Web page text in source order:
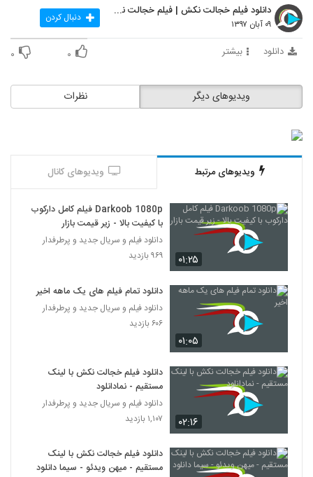
دانلود فیلم خجالت نکش | فیلم خجالت نکش | سینمایی |
۰۹ آبان ۱۳۹۷ دنبال کردن
دانلود بیشتر ۰ ۰
نظرات ویدیوهای دیگر
ویدیوهای مرتبط ویدیوهای کانال
۰۱:۲۵
Darkoob 1080p فیلم کامل دارکوب
با کیفیت بالا - زیر قیمت بازار
دانلود فیلم و سریال جدید و پرطرفدار
۹۶۹ بازدید
۰۱:۰۵
دانلود تمام فیلم های یک ماهه اخیر
دانلود فیلم و سریال جدید و پرطرفدار
۶۰۶ بازدید
۰۲:۱۶
دانلود فیلم خجالت نکش با لینک
مستقیم - نمادانلود
دانلود فیلم و سریال جدید و پرطرفدار
۱,۱۰۷ بازدید
دانلود فیلم خجالت نکش با لینک
مستقیم - میهن ویدئو - سیما دانلود